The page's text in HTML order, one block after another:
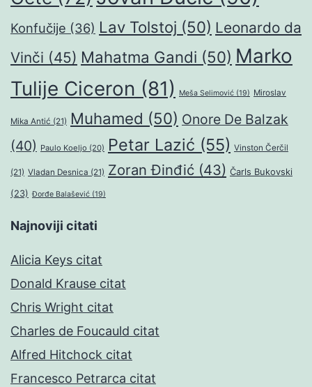
Konfučije (36) Lav Tolstoj (50) Leonardo da
Vinči (45) Mahatma Gandi (50) Marko
Tulije Ciceron (81) Meša Selimović (19) Miroslav
Mika Antić (21) Muhamed (50) Onore De Balzak
(40) Paulo Koeljo (20) Petar Lazić (55) Vinston Čerčil
(21) Vladan Desnica (21) Zoran Đinđić (43) Čarls Bukovski
(23) Đorđe Balašević (19)
Najnoviji citati
Alicia Keys citat
Donald Krause citat
Chris Wright citat
Charles de Foucauld citat
Alfred Hitchock citat
Francesco Petrarca citat